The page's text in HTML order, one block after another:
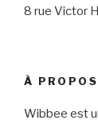
8 rue Victor
À
Wibbee est